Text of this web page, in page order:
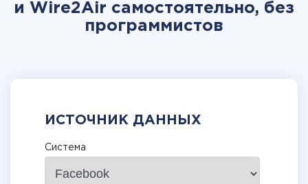
и Wire2Air самостоятельно, без
программистов
ИСТОЧНИК ДАННЫХ
Система